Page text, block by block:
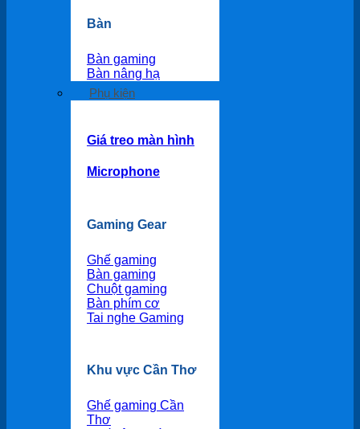
Bàn
Bàn gaming
Bàn nâng hạ
Phụ kiện
Giá treo màn hình
Microphone
Gaming Gear
Ghế gaming
Bàn gaming
Chuột gaming
Bàn phím cơ
Tai nghe Gaming
Khu vực Cần Thơ
Ghế gaming Cần
Thơ